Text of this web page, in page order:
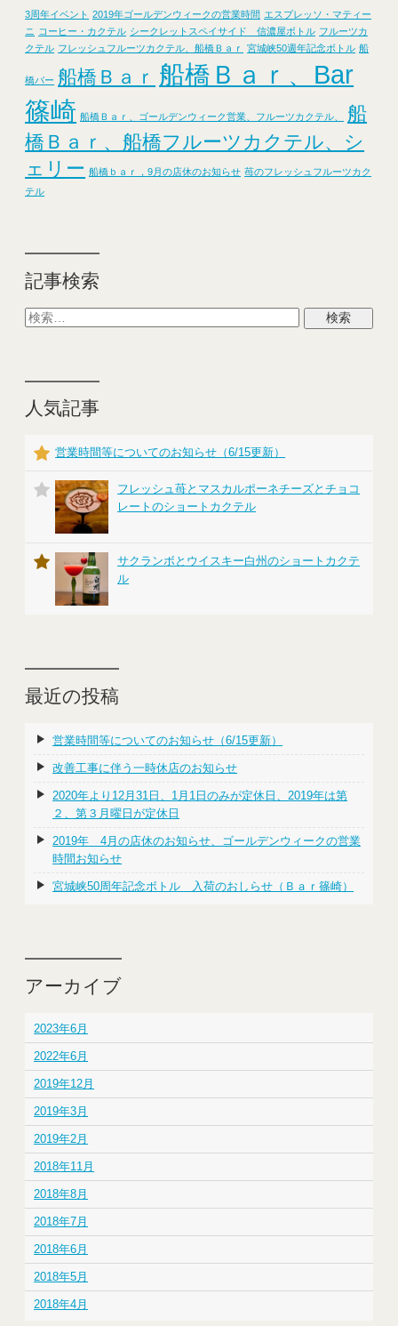
3周年イベント 2019年ゴールデンウィークの営業時間 エスプレッソ・マティー
ニ
コーヒー・カクテル シークレットスペイサイド 信濃屋ボトル フルーツカ
クテル フレッシュフルーツカクテル、船橋Ｂａｒ 宮城峡50週年記念ボトル 船
橋バー 船橋Ｂａｒ 船橋Ｂａｒ、Bar
篠崎 船橋Ｂａｒ、ゴールデンウィーク営業、フルーツカクテル、
船
橋Ｂａｒ、船橋フルーツカクテル、シ
ェリー 船橋ｂａｒ，9月の店休のお知らせ 苺のフレッシュフルーツカク
テル
記事検索
人気記事
営業時間等についてのお知らせ（6/15更新）
フレッシュ苺とマスカルポーネチーズとチョコ
レートのショートカクテル
サクランボとウイスキー白州のショートカクテ
ル
最近の投稿
営業時間等についてのお知らせ（6/15更新）
改善工事に伴う一時休店のお知らせ
2020年より12月31日、1月1日のみが定休日、2019年は第
２、第３月曜日が定休日
2019年 4月の店休のお知らせ、ゴールデンウィークの営業
時間お知らせ
宮城峡50周年記念ボトル 入荷のおしらせ（Ｂａｒ篠崎）
アーカイブ
2023年6月
2022年6月
2019年12月
2019年3月
2019年2月
2018年11月
2018年8月
2018年7月
2018年6月
2018年5月
2018年4月